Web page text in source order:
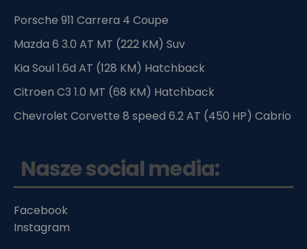
Porsche 911 Carrera 4 Coupe
Mazda 6 3.0 AT MT (222 KM) Suv
Kia Soul 1.6d AT (128 KM) Hatchback
Citroen C3 1.0 MT (68 KM) Hatchback
Chevrolet Corvette 8 speed 6.2 AT (450 HP) Cabrio
Nasze social media:
Facebook
Instagram